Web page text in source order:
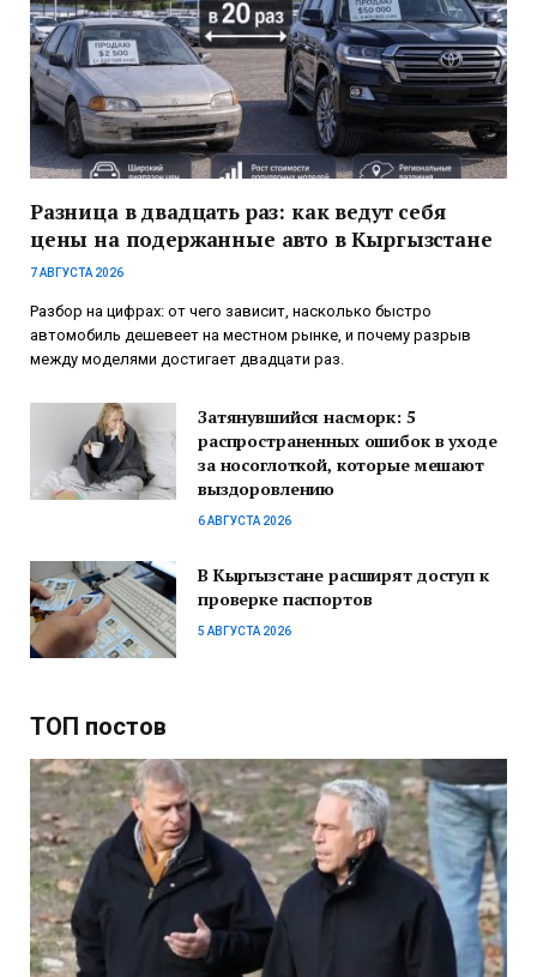
Разница в двадцать раз: как ведут себя
цены на подержанные авто в Кыргызстане
7 АВГУСТА 2026
Разбор на цифрах: от чего зависит, насколько быстро
автомобиль дешевеет на местном рынке, и почему разрыв
между моделями достигает двадцати раз.
Затянувшийся насморк: 5
распространенных ошибок в уходе
за носоглоткой, которые мешают
выздоровлению
6 АВГУСТА 2026
В Кыргызстане расширят доступ к
проверке паспортов
5 АВГУСТА 2026
ТОП постов